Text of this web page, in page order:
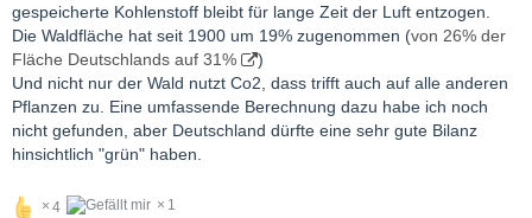
gespeicherte Kohlenstoff bleibt für lange Zeit der Luft entzogen.
Die Waldfläche hat seit 1900 um 19% zugenommen (von 26% der
Fläche Deutschlands auf 31%
)
Und nicht nur der Wald nutzt Co2, dass trifft auch auf alle anderen
Pflanzen zu. Eine umfassende Berechnung dazu habe ich noch
nicht gefunden, aber Deutschland dürfte eine sehr gute Bilanz
hinsichtlich "grün" haben.
4 1